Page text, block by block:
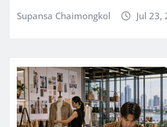
Supansa Chaimongkol Jul 23,